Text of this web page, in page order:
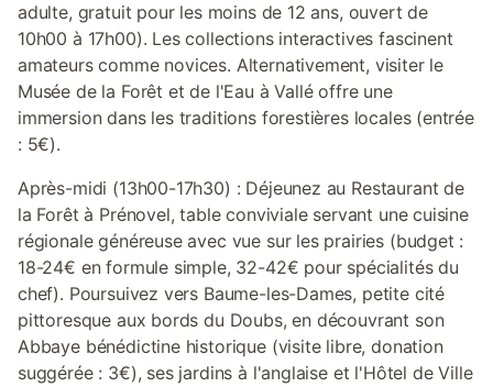
adulte, gratuit pour les moins de 12 ans, ouvert de
10h00 à 17h00). Les collections interactives fascinent
amateurs comme novices. Alternativement, visiter le
Musée de la Forêt et de l'Eau à Vallé offre une
immersion dans les traditions forestières locales (entrée
: 5€).
Après-midi (13h00-17h30) : Déjeunez au Restaurant de
la Forêt à Prénovel, table conviviale servant une cuisine
régionale généreuse avec vue sur les prairies (budget :
18-24€ en formule simple, 32-42€ pour spécialités du
chef). Poursuivez vers Baume-les-Dames, petite cité
pittoresque aux bords du Doubs, en découvrant son
Abbaye bénédictine historique (visite libre, donation
suggérée : 3€), ses jardins à l'anglaise et l'Hôtel de Ville